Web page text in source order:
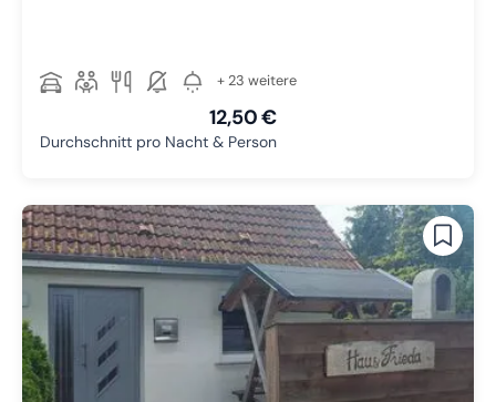
+ 23 weitere
12,50 €
Durchschnitt pro Nacht & Person